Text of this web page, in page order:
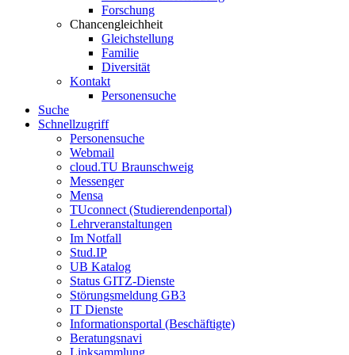
Forschung
Chancengleichheit
Gleichstellung
Familie
Diversität
Kontakt
Personensuche
Suche
Schnellzugriff
Personensuche
Webmail
cloud.TU Braunschweig
Messenger
Mensa
TUconnect (Studierendenportal)
Lehrveranstaltungen
Im Notfall
Stud.IP
UB Katalog
Status GITZ-Dienste
Störungsmeldung GB3
IT Dienste
Informationsportal (Beschäftigte)
Beratungsnavi
Linksammlung